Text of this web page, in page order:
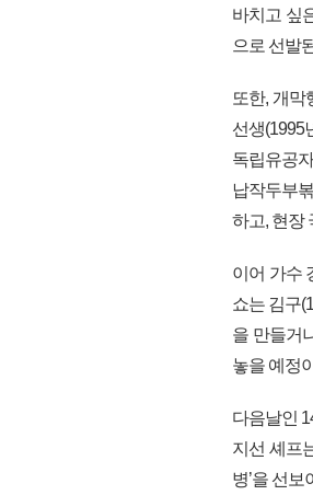
바치고 싶
으로 선발
또한, 개
선생(1995
독립유공
납작두부
하고, 현장
이어 가수
쇼는 김구
을 만들거
놓을 예정
다음날인
지선 셰프
병’을 선